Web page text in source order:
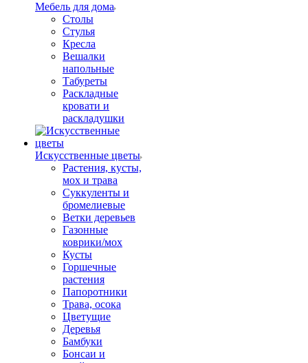
Мебель для дома
Столы
Стулья
Кресла
Вешалки
напольные
Табуреты
Раскладные
кровати и
раскладушки
Искусственные цветы
Растения, кусты,
мох и трава
Суккуленты и
бромелиевые
Ветки деревьев
Газонные
коврики/мох
Кусты
Горшечные
растения
Папоротники
Трава, осока
Цветущие
Деревья
Бамбуки
Бонсаи и